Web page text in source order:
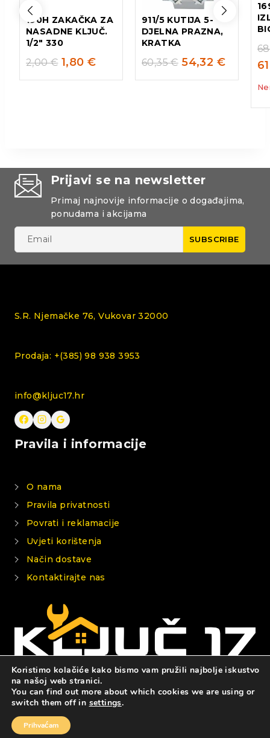
190H ZAKAČKA ZA
NASADNE KLJUČ.
1/2″ 330
2,00€ 1,80 €
911/5 KUTIJA 5-
DJELNA PRAZNA,
KRATKA
60,35€ 54,32 €
Prijavi se na newsletter
Primaj najnovije informacije o događajima,
ponudama i akcijama
S.R. Njemačke 76, Vukovar 32000
Prodaja: +(385) 98 938 3953
info@kljuc17.hr
Pravila i informacije
O nama
Pravila privatnosti
Povrati i reklamacije
Uvjeti korištenja
Način dostave
Kontaktirajte nas
© 2026 KLJUČ 17
Koristimo kolačiće kako bismo vam pružili najbolje iskustvo
na našoj web stranici.
You can find out more about which cookies we are using or
switch them off in settings.
Prihvaćam